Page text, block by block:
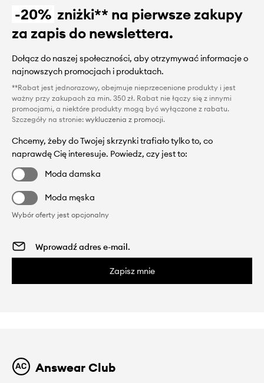
-20% zniżki** na pierwsze zakupy
za zapis do newslettera.
Dołącz do naszej społeczności, aby otrzymywać informacje o
najnowszych promocjach i produktach.
**Rabat jest jednorazowy, obejmuje nieprzecenione produkty i jest
ważny przy zakupach za min. 350 zł. Rabat nie łączy się z innymi
promocjami, a niektóre produkty mogą być wyłączone z rabatu.
Szczegóły na stronie: wykluczenia z promocji.
Chcemy, żeby do Twojej skrzynki trafiało tylko to, co
naprawdę Cię interesuje. Powiedz, czy jest to:
Moda damska
Moda męska
Wybór oferty jest opcjonalny
Zapisz mnie
Answear Club